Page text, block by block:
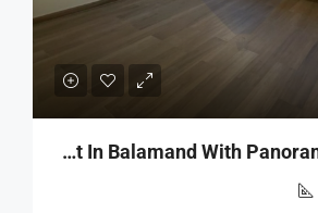
R9-2782 Spacious 3BR Apartment In Balamand With Panoramic Balconies